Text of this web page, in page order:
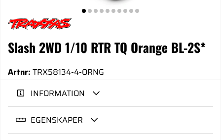
Slash 2WD 1/10 RTR TQ Orange BL-2S*
Artnr: TRX58134-4-ORNG
INFORMATION
EGENSKAPER